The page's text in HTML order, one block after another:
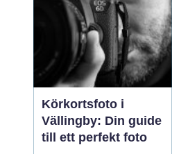
Körkortsfoto i
Vällingby: Din guide
till ett perfekt foto